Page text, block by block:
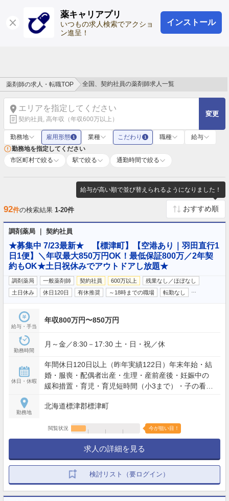
薬キャリアプリ
いつもの求人検索でアクショ
ン進呈！
インストール
ログイン 会員登録
薬剤師の求人・転職TOP 全国、契約社員の薬剤師求人一覧
エリアを指定してください
契約社員, 高年収（年収600万以上）
変更
勤務地 雇用形態 1 業種 こだわり 1 職種
給与
勤務地を指定してください
市区町村で絞る
駅で絞る 通勤時間で絞る
給与が高い順で並び替えられるようになりました！
92件の検索結果 1-20件
調剤薬局 ｜ 契約社員
★募集中 7/23最新★ 【標津町】【空港あり｜羽田直行1
日1便】＼年収最大850万円OK！最低保証800万／2年契
約もOK★土日祝休みでアウトドアし放題★
調剤薬局 一般薬剤師 契約社員 600万以上
残業なし／ほぼなし
土日休み
休日120日 有休推奨 ～18時までの職場 転勤なし
給与・手当
年収800万円〜850万円
勤務時間
月～金／8:30－17:30 土・日・祝／休
休日・休暇
年間休日120日以上（昨年実績122日）年末年始・結
婚・服喪・配偶者出産・生理・産前産後・妊娠中の
緩和措置・育児・育児短時間（小3まで）・子の看
勤務地
北海道標津郡標津町
閲覧状況 今が狙い目！
求人の詳細を見る
検討リスト（要ログイン）